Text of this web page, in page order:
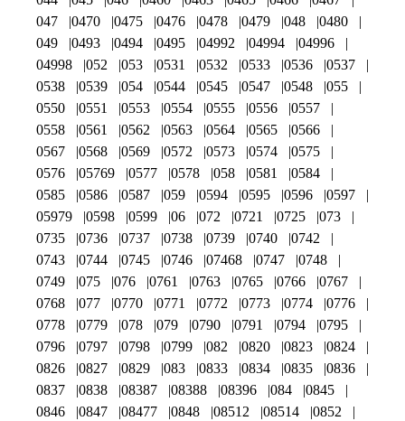
047
0470 0475 0476 0478 0479 048
0480
049
0493 0494 0495 04992 04994
04996
04998
052 053 0531 0532 0533 0536
0537
0538
0539 054 0544 0545 0547 0548
055
0550
0551 0553 0554 0555 0556
0557
0558
0561 0562 0563 0564 0565
0566
0567
0568 0569 0572 0573 0574
0575
0576
05769 0577 0578 058 0581
0584
0585
0586 0587 059 0594 0595 0596
0597
05979
0598 0599 06 072 0721 0725
073
0735
0736 0737 0738 0739 0740
0742
0743
0744 0745 0746 07468 0747
0748
0749
075 076 0761 0763 0765 0766
0767
0768
077 0770 0771 0772 0773 0774
0776
0778
0779 078 079 0790 0791 0794
0795
0796
0797 0798 0799 082 0820 0823
0824
0826
0827 0829 083 0833 0834 0835
0836
0837
0838 08387 08388 08396 084
0845
0846
0847 08477 0848 08512 08514
0852